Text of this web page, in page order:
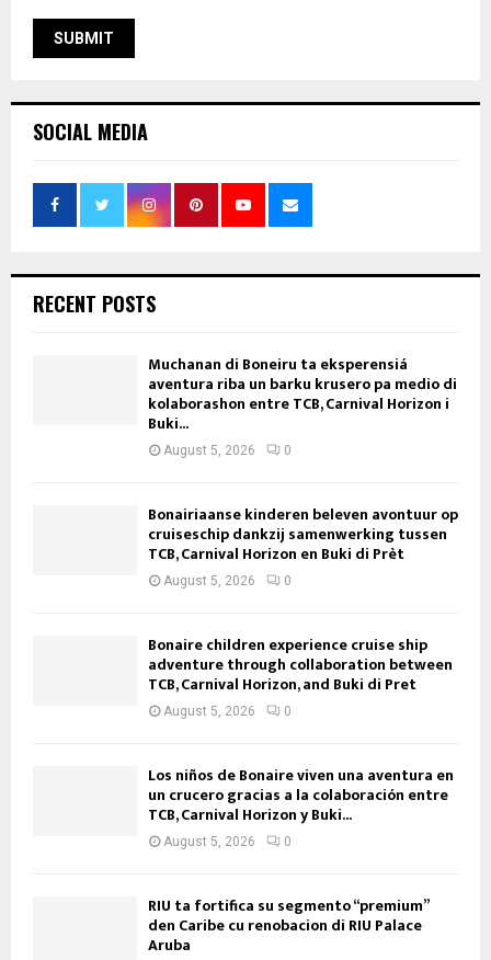
SOCIAL MEDIA
RECENT POSTS
Muchanan di Boneiru ta eksperensiá
aventura riba un barku krusero pa medio di
kolaborashon entre TCB, Carnival Horizon i
Buki...
August 5, 2026 0
Bonairiaanse kinderen beleven avontuur op
cruiseschip dankzij samenwerking tussen
TCB, Carnival Horizon en Buki di Prèt
August 5, 2026 0
Bonaire children experience cruise ship
adventure through collaboration between
TCB, Carnival Horizon, and Buki di Pret
August 5, 2026 0
Los niños de Bonaire viven una aventura en
un crucero gracias a la colaboración entre
TCB, Carnival Horizon y Buki...
August 5, 2026 0
RIU ta fortifica su segmento “premium”
den Caribe cu renobacion di RIU Palace
Aruba